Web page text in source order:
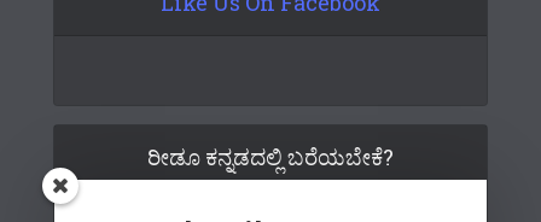
ರೀಡೂ ಕನ್ನಡದಲ್ಲಿ ಬರೆಯಬೇಕೆ?